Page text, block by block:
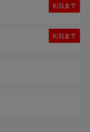
8/31まで
8/31まで